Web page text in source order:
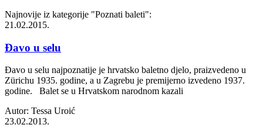
Najnovije iz kategorije "Poznati baleti":
21.02.2015.
Đavo u selu
Đavo u selu najpoznatije je hrvatsko baletno djelo, praizvedeno u
Zürichu 1935. godine, a u Zagrebu je premijerno izvedeno 1937.
godine. Balet se u Hrvatskom narodnom kazali
Autor: Tessa Uroić
23.02.2013.